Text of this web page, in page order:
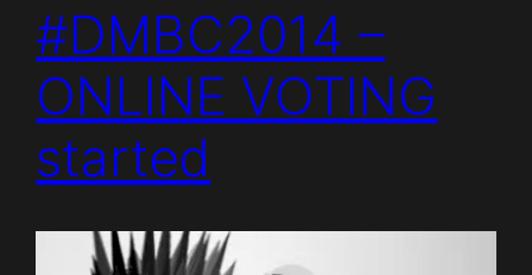
#DMBC2014 –
ONLINE VOTING
started